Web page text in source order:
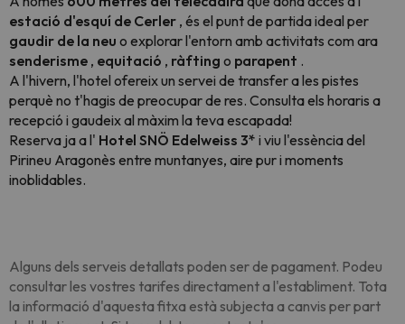
estació d'esquí de Cerler , és el punt de partida ideal per
gaudir de la neu o explorar l'entorn amb activitats com ara
senderisme , equitació , ràfting o parapent .
A l'hivern, l'hotel ofereix un servei de transfer a les pistes
perquè no t'hagis de preocupar de res. Consulta els horaris a
recepció i gaudeix al màxim la teva escapada!
Reserva ja a l' Hotel SNÖ Edelweiss 3* i viu l'essència del
Pirineu Aragonès entre muntanyes, aire pur i moments
inoblidables.
Alguns dels serveis detallats poden ser de pagament. Podeu
consultar les vostres tarifes directament a l'establiment. Tota
la informació d'aquesta fitxa està subjecta a canvis per part